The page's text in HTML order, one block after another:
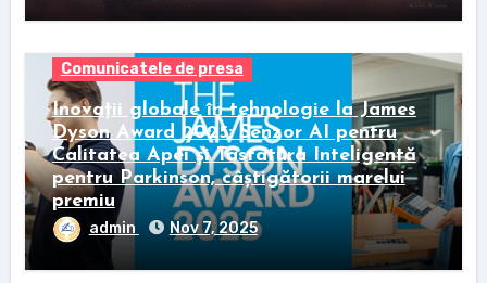
Comunicatele de presa
Inovații globale în tehnologie la James
Dyson Award 2025: Senzor AI pentru
Calitatea Apei și Tastatura Inteligentă
pentru Parkinson, câștigătorii marelui
premiu
admin Nov 7, 2025